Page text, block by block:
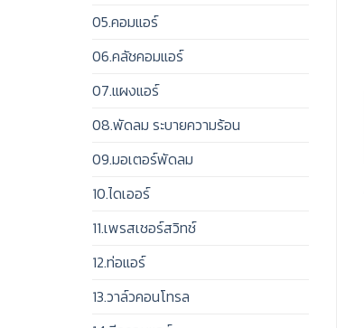
05.คอมแอร์
06.คลัชคอมแอร์
07.แผงแอร์
08.พัดลม ระบายความร้อน
09.มอเตอร์พัดลม
10.ไดเออร์
11.เพรสเชอร์สวิทช์
12.ท่อแอร์
13.วาล์วคอนโทรล